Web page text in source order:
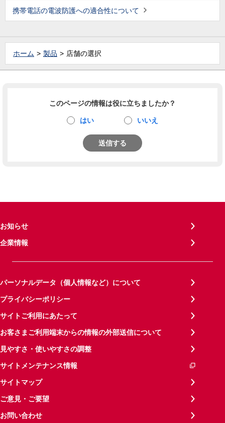
携帯電話の電波防護への適合性について
ホーム 製品 店舗の選択
このページの情報は役に立ちましたか？
はい いいえ
送信する
お知らせ
企業情報
パーソナルデータ（個人情報など）について
プライバシーポリシー
サイトご利用にあたって
お客さまご利用端末からの情報の外部送信について
見やすさ・使いやすさの調整
サイトメンテナンス情報
サイトマップ
ご意見・ご要望
お問い合わせ